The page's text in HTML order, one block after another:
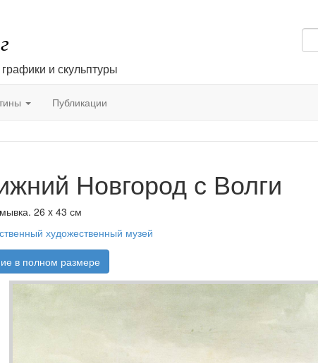
и скульптуры
Публикации
Новгород с Волги
26 x 43 см
художественный музей
в полном размере